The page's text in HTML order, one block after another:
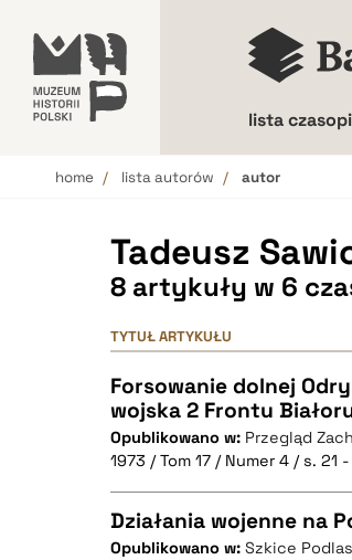
lista
home lista autorów autor
Tadeusz
8 artykuły w 6
TYTUŁ ARTYKUŁU
Forsowanie dolnej
wojska 2 Frontu
Opublikowano w: Przegląd
1973 / Tom 17 / Numer 4 / s. 21
Działania wojenne na
Opublikowano w: Szkice